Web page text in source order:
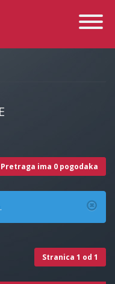
Toggle
Pretraga ima 0 pogodaka
Stranica 1 od 1